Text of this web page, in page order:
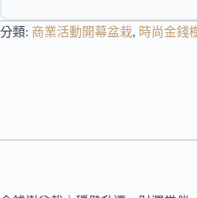
分類: 商業活動開幕盆栽, 時尚金錢